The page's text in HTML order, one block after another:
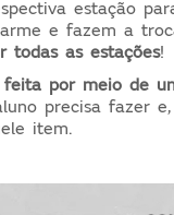
estação
e fazem a
todas as estações!
por meio de
precisa fazer
item.